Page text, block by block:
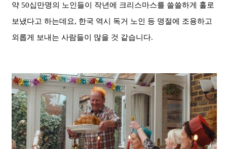
약 50십만명의 노인들이 작년에 크리스마스를 쓸쓸하게 홀로
보냈다고 하는데요, 한국 역시 독거 노인 등 명절에 조용하고
외롭게 보내는 사람들이 많을 것 같습니다.